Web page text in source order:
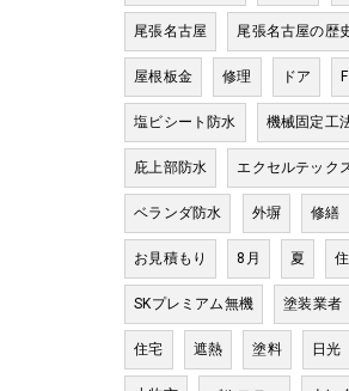
尾張名古屋 尾張名古屋の歴
屋根板金 修理 ドア
塩ビシート防水 機械固定工
庇上部防水 エクセルテック
ベランダ防水 外塀 修繕
お見積もり 8月 夏
SKプレミアム無機 塗装業者
住宅 遮熱 塗料 日光